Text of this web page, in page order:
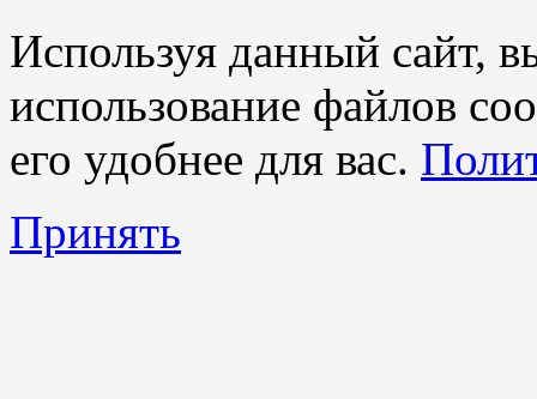
Используя данный сайт,
использование файлов
его удобнее для вас.
Принять